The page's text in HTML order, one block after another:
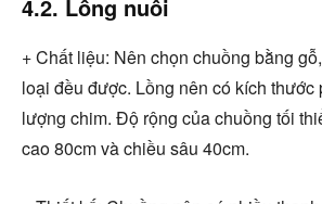
4.2. Lồng nuôi
+ Chất liệu: Nên chọn chuồng bằng
loại đều được. Lồng nên có kích thước
lượng chim. Độ rộng của chuồng tối
cao 80cm và chiều sâu 40cm.